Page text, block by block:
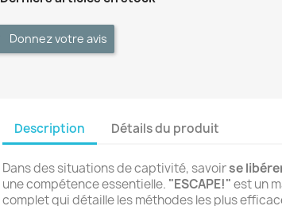
Donnez votre avis
Description Détails du produit
Dans des situations de captivité, savoirse
une compétence essentielle. "ESCAPE!"est un
complet qui détaille les méthodes les plus